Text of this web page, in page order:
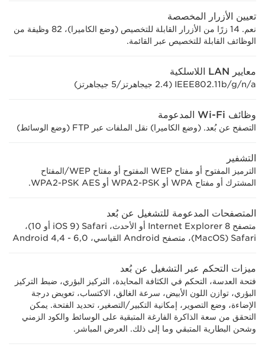
تعيين الأزرار المخصصة
نعم. 14 زرًا من الأزرار القابلة للتخصيص (وضع الكاميرا)، 82 وظيفة من
الوظائف القابلة للتخصيص عبر القائمة.
معايير LAN اللاسلكية
IEEE802.11b/g/n/a (‏2.4 جيجاهرتز/5 جيجاهرتز)
وظائف Wi-Fi المدعومة
التصفح عن بُعد. (وضع الكاميرا) نقل الملفات عبر FTP (وضع الوسائط)
التشفير
الترميز المفتوح أو مفتاح WEP المفتوح أو مفتاح WEP/المفتاح
المشترك أو مفتاح WPA أو ‏WPA2-PSK أو WPA2-PSK AES.
المتصفحات المدعومة للتشغيل عن بُعد
متصفح Internet Explorer 8 أو الأحدث، Safari ‏(iOS 9 أو 10)،
Safari (‏MacOS)، متصفح Android القياسي، Android 4,4 - 6,0
ميزات التحكم عبر التشغيل عن بُعد
فتحة العدسة، التحكم في الكثافة المحايدة، التركيز البؤري، ضبط التركيز
البؤري، توازن اللون الأبيض، سرعة الغالق، الاكتساب، تعويض درجة
الإضاءة، وضع التصوير، إمكانية التكبير/التصغير، تحديد الفتحة. يمكن
التحقق من سعة الذاكرة الفارغة المتبقية على الوسائط والكود الزمني
وشحن البطارية المتبقي وما إلى ذلك. العرض المباشر.